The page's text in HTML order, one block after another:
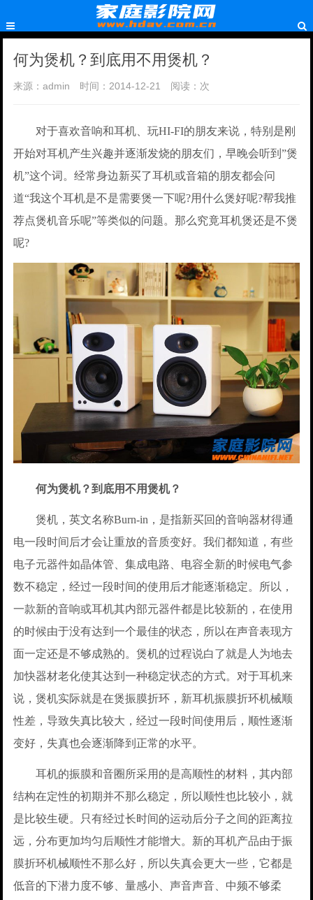
何为煲机？到底用不用煲机？
来源：admin 时间：2014-12-21 阅读： 次
对于喜欢音响和耳机、玩HI-FI的朋友来说，特别是刚
开始对耳机产生兴趣并逐渐发烧的朋友们，早晚会听到”煲
机”这个词。经常身边新买了耳机或音箱的朋友都会问
道“我这个耳机是不是需要煲一下呢?用什么煲好呢?帮我推
荐点煲机音乐呢”等类似的问题。那么究竟耳机煲还是不煲
呢?
何为煲机？到底用不用煲机？
煲机，英文名称Burn-in，是指新买回的音响器材得通
电一段时间后才会让重放的音质变好。我们都知道，有些
电子元器件如晶体管、集成电路、电容全新的时候电气参
数不稳定，经过一段时间的使用后才能逐渐稳定。所以，
一款新的音响或耳机其内部元器件都是比较新的，在使用
的时候由于没有达到一个最佳的状态，所以在声音表现方
面一定还是不够成熟的。煲机的过程说白了就是人为地去
加快器材老化使其达到一种稳定状态的方式。对于耳机来
说，煲机实际就是在煲振膜折环，新耳机振膜折环机械顺
性差，导致失真比较大，经过一段时间使用后，顺性逐渐
变好，失真也会逐渐降到正常的水平。
耳机的振膜和音圈所采用的是高顺性的材料，其内部
结构在定性的初期并不那么稳定，所以顺性也比较小，就
是比较生硬。只有经过长时间的运动后分子之间的距离拉
远，分布更加均匀后顺性才能增大。新的耳机产品由于振
膜折环机械顺性不那么好，所以失真会更大一些，它都是
低音的下潜力度不够、量感小、声音声音、中频不够柔